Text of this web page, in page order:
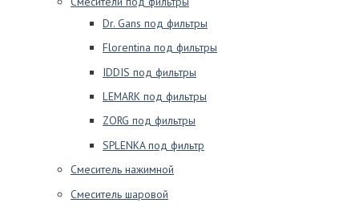
Dr. Gans под фильтры
Florentina под фильтры
IDDIS под фильтры
LEMARK под фильтры
ZORG под фильтры
SPLENKA под фильтр
Смеситель нажимной
Смеситель шаровой